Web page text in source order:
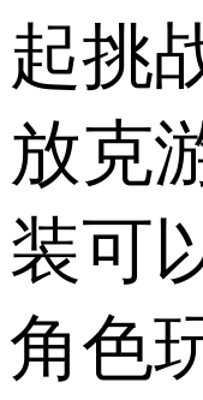
起挑
放克
装可
角色